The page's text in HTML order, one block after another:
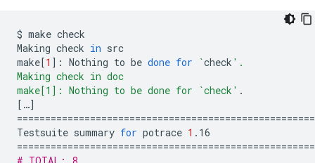
$ make check
Making check in src
make[1 ] : Nothing to be done for `check '.
Making check in doc
make[1]: Nothing to be done for `check'
[ …]
Testsuite summary for potrace 1